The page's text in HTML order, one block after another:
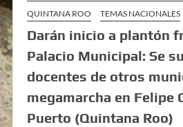
QUINTANA ROO
TEMAS NACIONALES
Darán inicio a plantón
Palacio Municipal: Se
docentes de otros
megamarcha en Felipe
Puerto (Quintana Roo)